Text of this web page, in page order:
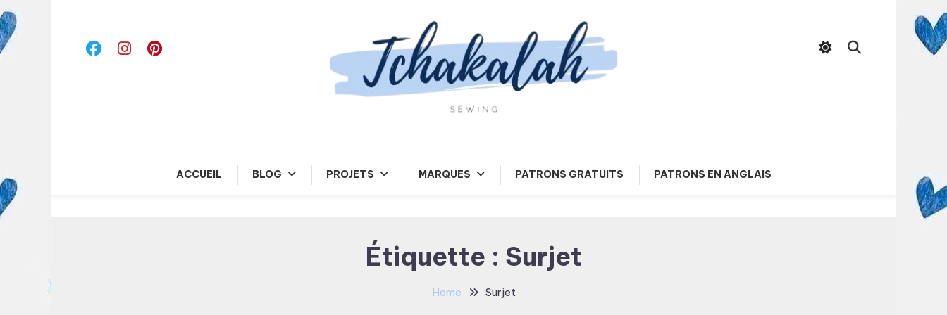
Content
Tchakalah
ACCUEIL BLOG PROJETS MARQUES PATRONS GRATUITS PATRONS EN ANGLAIS
Étiquette : Surjet
Home Surjet